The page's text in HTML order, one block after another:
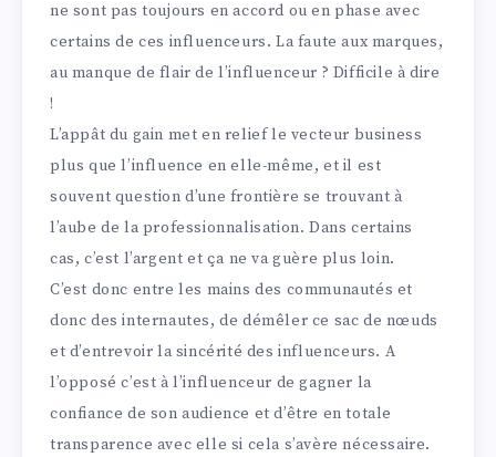
ne sont pas toujours en accord ou en phase avec
certains de ces influenceurs. La faute aux marques,
au manque de flair de l’influenceur ? Difficile à dire
!
L’appât du gain met en relief le vecteur business
plus que l’influence en elle-même, et il est
souvent question d’une frontière se trouvant à
l’aube de la professionnalisation. Dans certains
cas, c’est l’argent et ça ne va guère plus loin.
C’est donc entre les mains des communautés et
donc des internautes, de démêler ce sac de nœuds
et d’entrevoir la sincérité des influenceurs. A
l’opposé c’est à l’influenceur de gagner la
confiance de son audience et d’être en totale
transparence avec elle si cela s’avère nécessaire.